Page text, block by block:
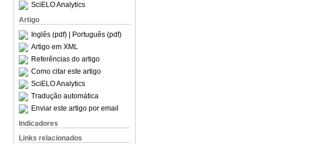
SciELO Analytics
Artigo
Inglês (pdf)
| Português (pdf)
Artigo em XML
Referências do artigo
Como citar este artigo
SciELO Analytics
Tradução automática
Enviar este artigo por email
Indicadores
Links relacionados